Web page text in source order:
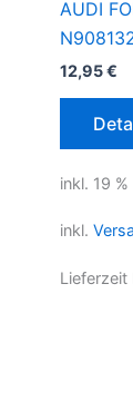
AUDI
12,95€
inkl. 19
inkl.
Lieferzeit